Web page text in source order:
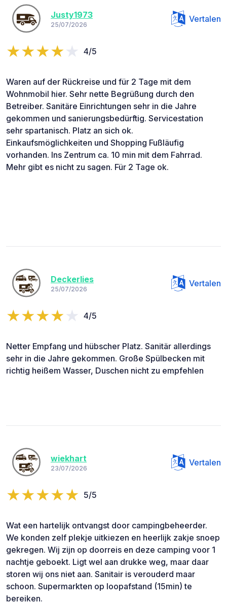
Justy1973
25/07/2026
Vertalen
4/5
Waren auf der Rückreise und für 2 Tage mit dem
Wohnmobil hier. Sehr nette Begrüßung durch den
Betreiber. Sanitäre Einrichtungen sehr in die Jahre
gekommen und sanierungsbedürftig. Servicestation
sehr spartanisch. Platz an sich ok.
Einkaufsmöglichkeiten und Shopping Fußläufig
vorhanden. Ins Zentrum ca. 10 min mit dem Fahrrad.
Mehr gibt es nicht zu sagen. Für 2 Tage ok.
Deckerlies
25/07/2026
Vertalen
4/5
Netter Empfang und hübscher Platz. Sanitär allerdings
sehr in die Jahre gekommen. Große Spülbecken mit
richtig heißem Wasser, Duschen nicht zu empfehlen
wiekhart
23/07/2026
Vertalen
5/5
Wat een hartelijk ontvangst door campingbeheerder.
We konden zelf plekje uitkiezen en heerlijk zakje snoep
gekregen. Wij zijn op doorreis en deze camping voor 1
nachtje geboekt. Ligt wel aan drukke weg, maar daar
storen wij ons niet aan. Sanitair is verouderd maar
schoon. Supermarkten op loopafstand (15min) te
bereiken.